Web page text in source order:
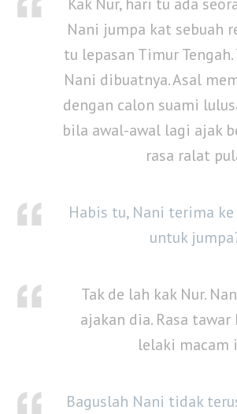
Nani jumpa kat sebuah
tu lepasan Timur
Nani dibuatnya. Asal
dengan calon suami
bila awal-awal lagi ajak
rasa ralat
Habis tu, Nani terima
untuk
Tak de lah kak Nur.
ajakan dia. Rasa
lelaki macam
Baguslah Nani tidak